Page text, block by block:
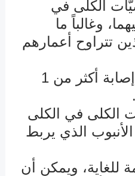
الكلى في
وغالباً ما
تتراوح أعمارهم
إنّها شائعة جداً، مع إصابة أكثر من 1
الكلى في الكلى
الذي يربط
للغاية، ويمكن أن